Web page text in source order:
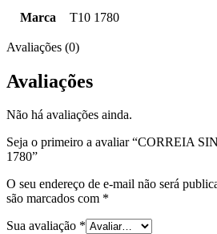
Marca T10 1780
Avaliações (0)
Avaliações
Não há avaliações ainda.
Seja o primeiro a avaliar “CORREIA
1780”
O seu endereço de e-mail não será
são marcados com *
Sua avaliação *